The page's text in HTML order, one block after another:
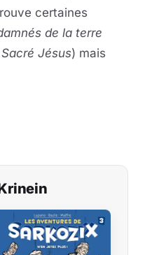
certaines
de la terre
Sacré Jésus) mais